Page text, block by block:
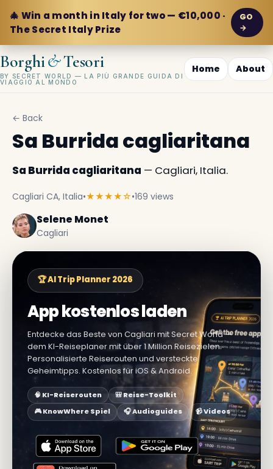
🎄 Win a month in Italy for two — €10,000 ·
The Secret Italy Prize
GO
→
Borghi&Tesori
BY SECRET WORLD — LA PIÙ GRANDE GUIDA DI
VIAGGIO AL MONDO
Home About
← Back
Sa Burrida cagliaritana
Sa Burrida cagliaritana — Cagliari, Italia.
Cagliari CA, Italia•★★★★☆•169 views
Selene Monet
Cagliari
🏆 AI Trip Planner 2026
App kostenlos laden
Entdecke das Beste von Cagliari mit Secret World —
dem KI-Reiseplaner mit über 1 Million Reisezielen.
Personalisierte Reiserouten und versteckte
Geheimtipps. Kostenlos für iOS & Android.
🧠 KI-Reiserouten
🎒 Reise-Toolkit
🎮 KnowWhere Spiel
🎧 Audioguides 📹 Videos